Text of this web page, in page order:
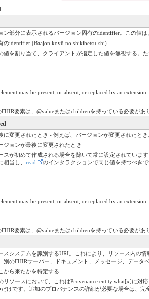
ン部分に表示されるバージョン固有のidentifier。この値
のidentifier (Baajon koyū no shikibetsu-shi)
値を割り当て、クライアントが指定した値を無視する。
may be present, or absent, or replaced by an extension
FHIR要素は、@valueまたはchildrenを持っている必要があ
に変更されたとき - 例えば、バージョンが変更されたとき
ジョンが最後に変更されたとき
スが初めて作成される場合を除いて常に設定されていま
相当し、 read
のインタラクションで同じ値を持つべきで
may be present, or absent, or replaced by an extension
FHIR要素は、@valueまたはchildrenを持っている必要があ
スシステムを識別するURI。これにより、リソース内の
別のFHIRサーバー、ドキュメント、メッセージ、データ
から来たかを特定する
リソースにおいて、これはProvenance.entity.what[x]に対
けです。追加のプロバナンスの詳細が必要な場合は、完